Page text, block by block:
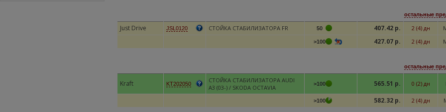
остальные
Just Drive JSL0120 СТОЙКА СТАБИЛИЗАТОРА FR 50 407.42 р. 2 (4) дн
>100 427.07 р. 2 (4) дн
остальные
Kraft KT202050
СТОЙКА СТАБИЛИЗАТОРА AUDI
A3 (03-) / SKODA OCTAVIA
>100 565.51 р. 0 (2) дн
>100 582.32 р. 2 (4) дн